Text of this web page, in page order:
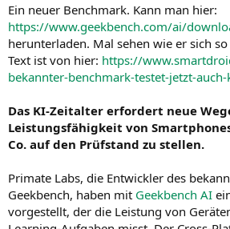
Ein neuer Benchmark. Kann man hier:
https://www.geekbench.com/ai/
herunterladen. Mal sehen wie er sich
Text ist von hier: https://
bekannter-benchmark-testet-jetzt-
Das KI-Zeitalter erfordert neue
Leistungsfähigkeit von
Co. auf den Prüfstand zu stellen.
Primate Labs, die Entwickler des
Geekbench, haben mit Geekbench AI
vorgestellt, der die Leistung von